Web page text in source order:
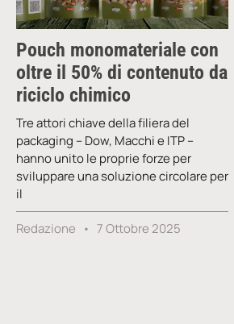
Pouch monomateriale con
oltre il 50% di contenuto da
riciclo chimico
Tre attori chiave della filiera del
packaging – Dow, Macchi e ITP –
hanno unito le proprie forze per
sviluppare una soluzione circolare per
il
Redazione 7 Ottobre 2025